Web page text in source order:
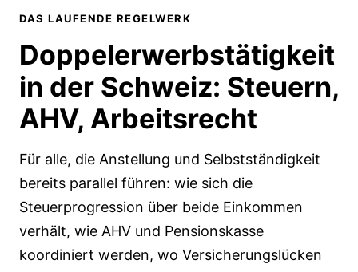
DAS LAUFENDE REGELWERK
Doppelerwerbstätigkeit
in der Schweiz: Steuern,
AHV, Arbeitsrecht
Für alle, die Anstellung und Selbstständigkeit
bereits parallel führen: wie sich die
Steuerprogression über beide Einkommen
verhält, wie AHV und Pensionskasse
koordiniert werden, wo Versicherungslücken